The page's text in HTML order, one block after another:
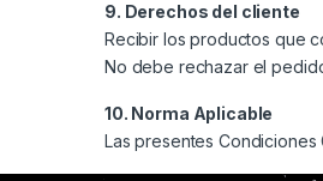
9. Derechos del cliente
Recibir los productos que
No debe rechazar el
10. Norma Aplicable
Las presentes